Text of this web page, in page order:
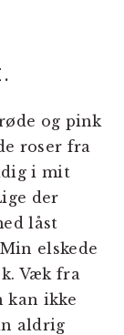
og pink
roser fra
i mit
der
låst
elskede
Væk fra
kan ikke
aldrig